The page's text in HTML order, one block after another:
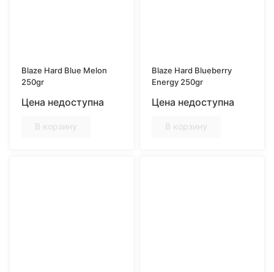
Blaze Hard Blue Melon
250gr
Цена недоступна
В корзину
Blaze Hard Blueberry
Energy 250gr
Цена недоступна
В корзину